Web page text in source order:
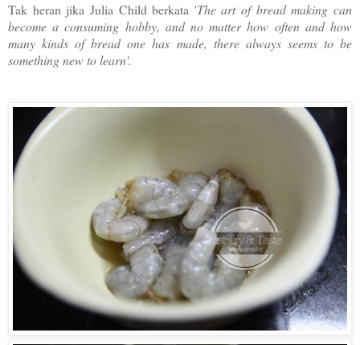
Tak heran jika Julia Child berkata 'The art of bread making can
become a consuming hobby, and no matter how often and how
many kinds of bread one has made, there always seems to be
something new to learn'.